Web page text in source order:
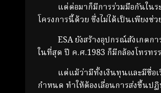
แต่ต่อมาก็มีการร่วมมือกันในระดั
โครงการนี้ด้วย ซึ่งไม่ได้เป็นเพียง
ESA ยังสร้างอุปกรณ์สังเกตกา
ในที่สุด ปี ค.ศ.1983 ก็มีกล้องโทรท
แต่แม้ว่ามีทั้งเงินทุนและมีชื่อเรีย
กำหนด ทำให้ต้องเลื่อนการส่งขึ้นป